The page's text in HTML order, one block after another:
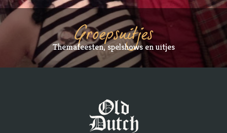
Groepsuitjes
Themafeesten, spelshows en uitjes